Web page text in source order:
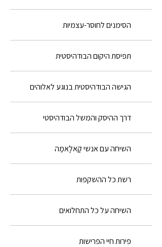
הסימנים לחוסר-עצמיות
תפיסת היקום הבודהיסטית
הגישה הבודהיסטית בנוגע לאלוהים
דרך ההיסק והמשל הבודהיסטי
השיחה עם אנשי קָאלָאמַה
רשת כל ההשקפות
השיחה על כל התחלואים
פירות חיי הפרישות